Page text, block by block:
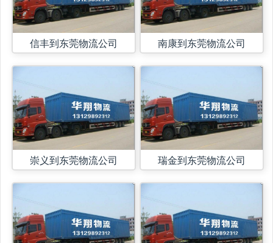
信丰到东莞物流公司
崇义到东莞物流公司
南康到东莞物流公司
瑞金到东莞物流公司